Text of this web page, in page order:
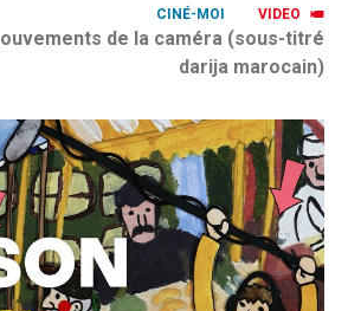
VIDEO
CINÉ-MOI
de la caméra (sous-titré
darija marocain)